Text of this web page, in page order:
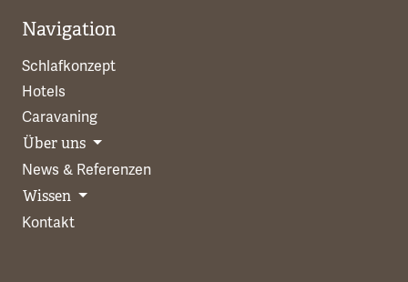
Navigation
Schlafkonzept
Hotels
Caravaning
Über uns
News & Referenzen
Wissen
Kontakt